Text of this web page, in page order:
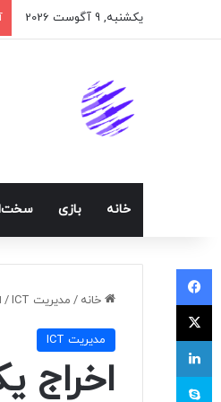
یکشنبه, 9 آگوست 2026
خانه بازی
خانه / مديريت ICT /
مديريت ICT
اخراج
فیسبوک